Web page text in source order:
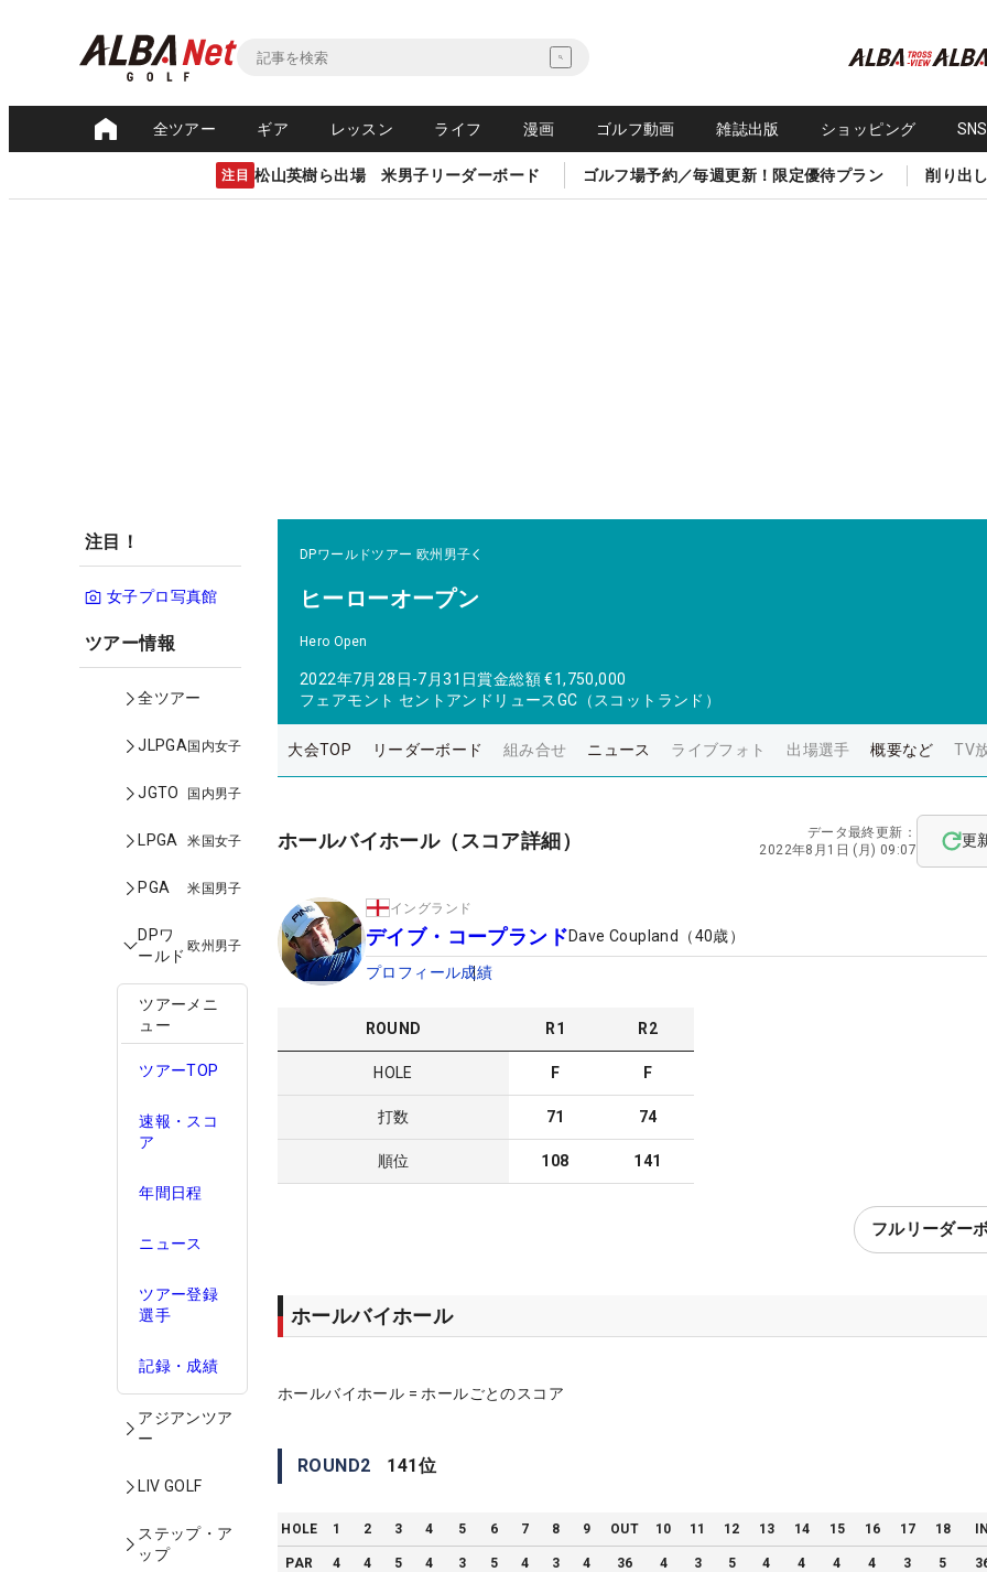
全ツアー ギア レッスン ライフ 漫画 ゴルフ動画 雑誌出版 ショッピング
注目 松山英樹ら出場 米男子リーダーボード ゴルフ場予約／毎週更新！限定優待プラン 削り出
注目！
女子プロ写真館
ツアー情報
全ツアー
JLPGA国内女子
JGTO 国内男子
LPGA 米国女子
PGA 米国男子
DPワ
ールド
欧州男子
ツアーメニ
ュー
ツアーTOP
速報・スコ
ア
年間日程
ニュース
ツアー登録
選手
記録・成績
アジアンツア
ー
LIV GOLF
ステップ・ア
ップ
DPワールドツアー 欧州男子
ヒーローオープン
Hero Open
2022年7月28日-7月31日賞金総額 €1,750,000
フェアモント セントアンドリュースGC（スコットランド）
大会TOP リーダーボード 組み合せ ニュース ライブフォト 出場選手 概要など TV
ホールバイホール（スコア詳細）
データ最終更新：
2022年8月1日 (月) 09:07
更
イングランド
デイブ・コープランドDave Coupland （40歳）
プロフィール成績
ROUND R1 R2
HOLE F F
打数 71 74
順位 108 141
フルリーダー
ホールバイホール
ホールバイホール = ホールごとのスコア
ROUND2 141位
HOLE 1 2 3 4 5 6 7 8 9 OUT 10 11 12 13 14 15 16 17 18
PAR 4 4 5 4 3 5 4 3 4 36 4 3 5 4 4 4 4 3 5